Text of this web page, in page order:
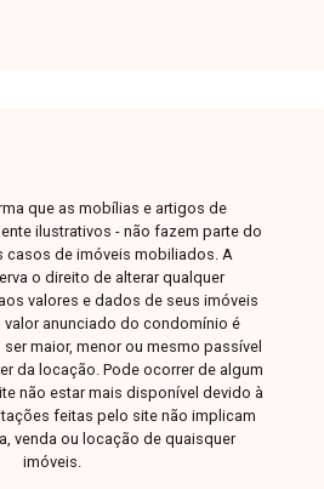
que as mobílias e artigos de
ilustrativos - não fazem parte do
casos de imóveis mobiliados. A
o direito de alterar qualquer
valores e dados de seus imóveis
valor anunciado do condomínio é
maior, menor ou mesmo passível
da locação. Pode ocorrer de algum
não estar mais disponível devido à
feitas pelo site não implicam
venda ou locação de quaisquer
imóveis.